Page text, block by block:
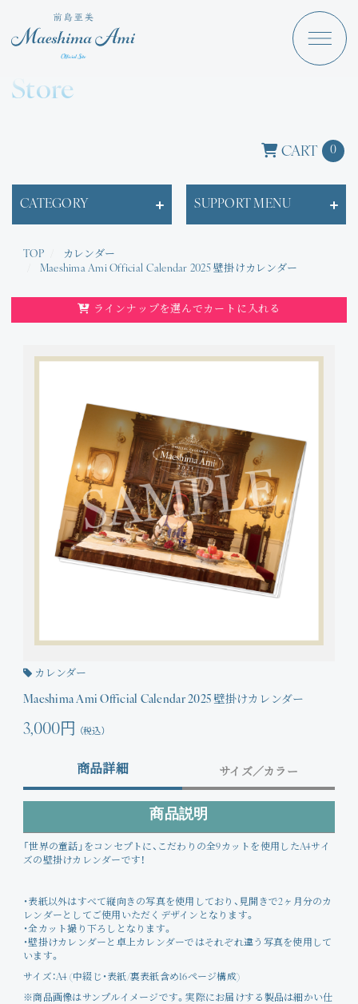
Maeshima Ami Discography
Store
Angraecum Login
Photo
Movie
Wallpaper
Voice
Amitami Chat
Store
CART 0
CATEGORY SUPPORT MENU
TOP
カレンダー
Maeshima Ami Official Calendar 2025 壁掛けカレンダー
ラインナップを選んでカートに入れる
カレンダー
Maeshima Ami Official Calendar 2025 壁掛けカレンダー
3,000円 （税込）
商品詳細 サイズ／カラー
商品説明
「世界の童話」をコンセプトに、こだわりの全9カットを使用したA4サイ
ズの壁掛けカレンダーです！
・表紙以外はすべて縦向きの写真を使用しており、見開きで2ヶ月分のカ
レンダーとしてご使用いただくデザインとなります。
・全カット撮り下ろしとなります。
・壁掛けカレンダーと卓上カレンダーではそれぞれ違う写真を使用して
います。
サイズ：A4 (中綴じ・表紙/裏表紙含め16ページ構成)
※商品画像はサンプルイメージです。実際にお届けする製品は細かい仕